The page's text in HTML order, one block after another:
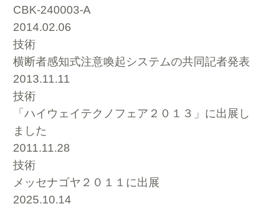
CBK-240003-A
2014.02.06
技術
横断者感知式注意喚起システムの共同記者発表
2013.11.11
技術
「ハイウェイテクノフェア２０１３」に出展し
ました
2011.11.28
技術
メッセナゴヤ２０１１に出展
2025.10.14